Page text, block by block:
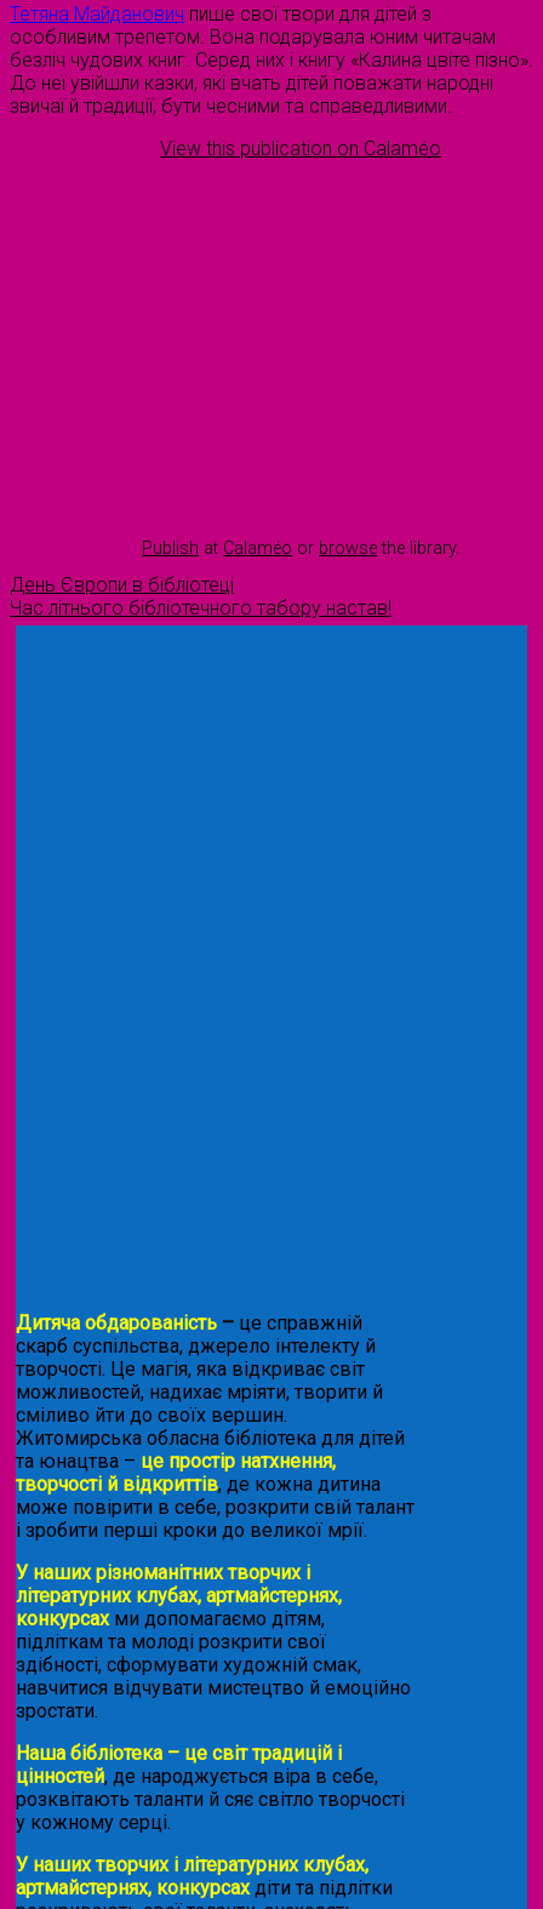
Тетяна Майданович пише свої твори для дітей з
особливим трепетом. Вона подарувала юним читачам
безліч чудових книг. Серед них і книгу «Калина цвіте пізно».
До неї увійшли казки, які вчать дітей поважати народні
звичаї й традиції, бути чесними та справедливими.
View this publication on Calaméo
Publish at Calaméo or browsethe library.
День Європи в бібліотеці
Час літнього бібліотечного табору настав!
Дитяча обдарованість – це справжній
скарб суспільства, джерело інтелекту й
творчості. Це магія, яка відкриває світ
можливостей, надихає мріяти, творити й
сміливо йти до своїх вершин.
Житомирська обласна бібліотека для дітей
та юнацтва – це простір натхнення,
творчості й відкриттів, де кожна дитина
може повірити в себе, розкрити свій талант
і зробити перші кроки до великої мрії.
У наших різноманітних творчих і
літературних клубах, артмайстернях,
конкурсахми допомагаємо дітям,
підліткам та молоді розкрити свої
здібності, сформувати художній смак,
навчитися відчувати мистецтво й емоційно
зростати.
Наша бібліотека – це світ традицій і
цінностей, де народжується віра в себе,
розквітають таланти й сяє світло творчості
у кожному серці.
У наших творчих і літературних клубах,
артмайстернях, конкурсахдіти та підлітки